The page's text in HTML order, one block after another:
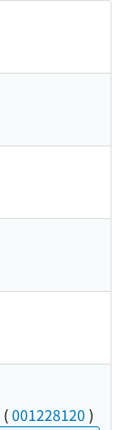
(001228120 )